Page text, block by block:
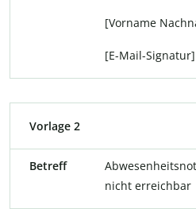
[Vorname
[E-Mail-Signatur]
Vorlage 2
Betreff
nicht erreichbar